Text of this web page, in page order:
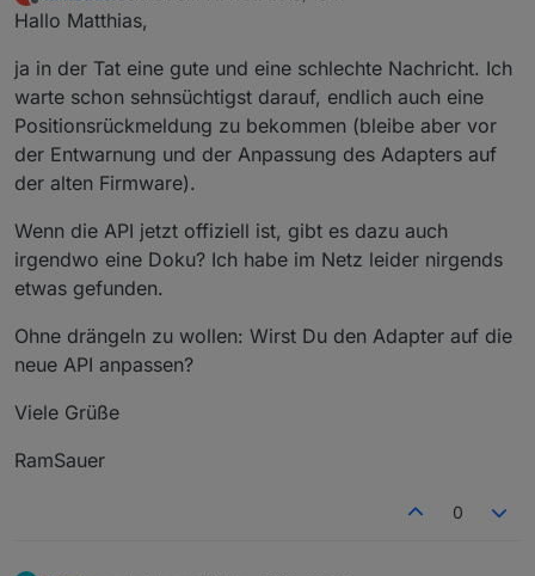
Offline zuletzt editiert von
Hallo Matthias,
ja in der Tat eine gute und eine schlechte Nachricht. Ich
warte schon sehnsüchtigst darauf, endlich auch eine
Positionsrückmeldung zu bekommen (bleibe aber vor
der Entwarnung und der Anpassung des Adapters auf
der alten Firmware).
Wenn die API jetzt offiziell ist, gibt es dazu auch
irgendwo eine Doku? Ich habe im Netz leider nirgends
etwas gefunden.
Ohne drängeln zu wollen: Wirst Du den Adapter auf die
neue API anpassen?
Viele Grüße
RamSauer
0